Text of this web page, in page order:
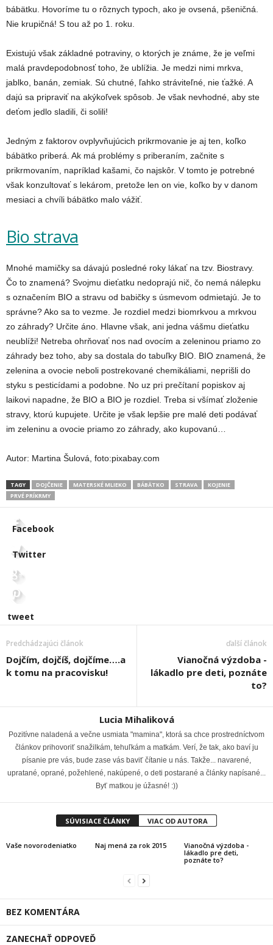
bábätku. Hovoríme tu o rôznych typoch, ako je ovsená, pšeničná.
Nie krupičná! S tou až po 1. roku.
Existujú však základné potraviny, o ktorých je známe, že je veľmi
malá pravdepodobnosť toho, že ublížia. Je medzi nimi mrkva,
jablko, banán, zemiak. Sú chutné, ľahko stráviteľné, nie ťažké. A
dajú sa pripraviť na akýkoľvek spôsob. Je však nevhodné, aby ste
deťom jedlo sladili, či solili!
Jedným z faktorov ovplyvňujúcich prikrmovanie je aj ten, koľko
bábätko priberá. Ak má problémy s priberaním, začnite s
prikrmovaním, napríklad kašami, čo najskôr. V tomto je potrebné
však konzultovať s lekárom, pretože len on vie, koľko by v danom
mesiaci a chvíli bábätko malo vážiť.
Bio strava
Mnohé mamičky sa dávajú posledné roky lákať na tzv. Biostravy.
Čo to znamená? Svojmu dieťatku nedoprajú nič, čo nemá nálepku
s označením BIO a stravu od babičky s úsmevom odmietajú. Je to
správne? Ako sa to vezme. Je rozdiel medzi biomrkvou a mrkvou
zo záhrady? Určite áno. Hlavne však, ani jedna vášmu dieťatku
neublíži! Netreba ohrňovať nos nad ovocím a zeleninou priamo zo
záhrady bez toho, aby sa dostala do tabuľky BIO. BIO znamená, že
zelenina a ovocie neboli postrekované chemikáliami, neprišli do
styku s pesticídami a podobne. No uz pri prečítaní popiskov aj
laikovi napadne, že BIO a BIO je rozdiel. Treba si všímať zloženie
stravy, ktorú kupujete. Určite je však lepšie pre malé deti podávať
im zeleninu a ovocie priamo zo záhrady, ako kupovanú…
Autor: Martina Šulová, foto:pixabay.com
TAGY DOJČENIE MATERSKÉ MLIEKO BÁBÄTKO STRAVA
KOJENIE
PRVÉ PRÍKRMY
Facebook
Twitter
tweet
Predchádzajúci článok
Dojčím, dojčíš, dojčíme….a
k tomu na pracovisku!
ďalší článok
Vianočná výzdoba -
lákadlo pre deti, poznáte
to?
Lucia Mihaliková
Pozitívne naladená a večne usmiata "mamina", ktorá sa chce prostredníctvom
článkov prihovoriť snažilkám, tehuľkám a matkám. Verí, že tak, ako baví ju
písanie pre vás, bude zase vás baviť čítanie u nás. Takže... navarené,
upratané, oprané, požehlené, nakúpené, o deti postarané a články napísané...
Byť matkou je úžasné! :))
SÚVISIACE ČLÁNKY VIAC OD AUTORA
Vaše novorodeniatko Naj mená za rok 2015
Vianočná výzdoba -
lákadlo pre deti,
poznáte to?
BEZ KOMENTÁRA
ZANECHAŤ ODPOVEĎ